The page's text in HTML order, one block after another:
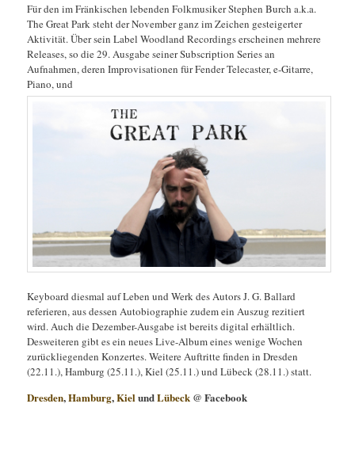
Für den im Fränkischen lebenden Folkmusiker Stephen Burch a.k.a.
The Great Park steht der November ganz im Zeichen gesteigerter
Aktivität. Über sein Label Woodland Recordings erscheinen mehrere
Releases, so die 29. Ausgabe seiner Subscription Series an
Aufnahmen, deren Improvisationen für Fender Telecaster, e-Gitarre,
Piano, und
Keyboard diesmal auf Leben und Werk des Autors J. G. Ballard
referieren, aus dessen Autobiographie zudem ein Auszug rezitiert
wird. Auch die Dezember-Ausgabe ist bereits digital erhältlich.
Desweiteren gibt es ein neues Live-Album eines wenige Wochen
zurückliegenden Konzertes. Weitere Auftritte finden in Dresden
(22.11.), Hamburg (25.11.), Kiel (25.11.) und Lübeck (28.11.) statt.
Dresden,Hamburg,Kiel undLübeck @ Facebook